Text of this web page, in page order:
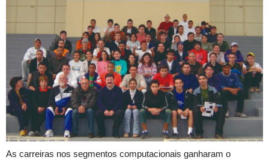
As carreiras nos segmentos computacionais ganharam o